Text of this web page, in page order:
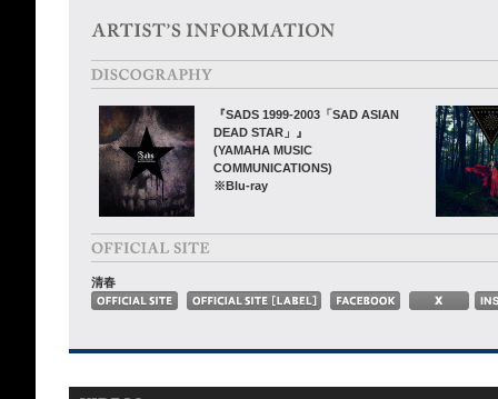
『SADS 1999-2003「SAD ASIAN
DEAD STAR」』
(YAMAHA MUSIC
COMMUNICATIONS)
※Blu-ray
清春